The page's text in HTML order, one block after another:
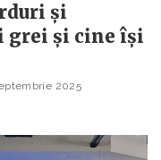
și
grei și cine își
2025